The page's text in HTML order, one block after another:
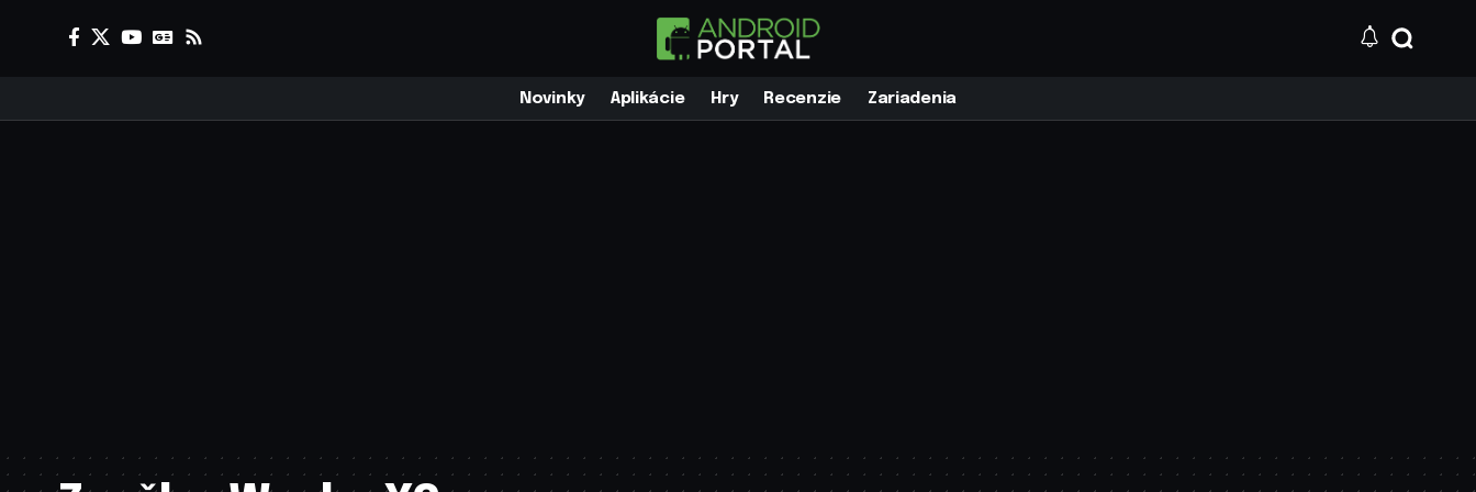
Novinky Aplikácie Hry Recenzie Zariadenia